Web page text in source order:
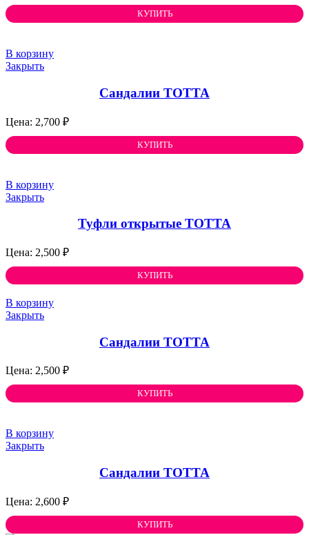
КУПИТЬ
В корзину
Закрыть
Сандалии ТОТТА
2,700 ₽
КУПИТЬ
В корзину
Закрыть
Туфли открытые ТОТТА
2,500 ₽
КУПИТЬ
В корзину
Закрыть
Сандалии ТОТТА
2,500 ₽
КУПИТЬ
В корзину
Закрыть
Сандалии ТОТТА
2,600 ₽
КУПИТЬ